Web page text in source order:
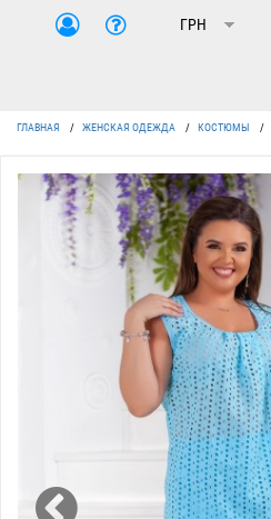
ГЛАВНАЯ / ЖЕНСКАЯ ОДЕЖДА / КОСТЮМЫ /